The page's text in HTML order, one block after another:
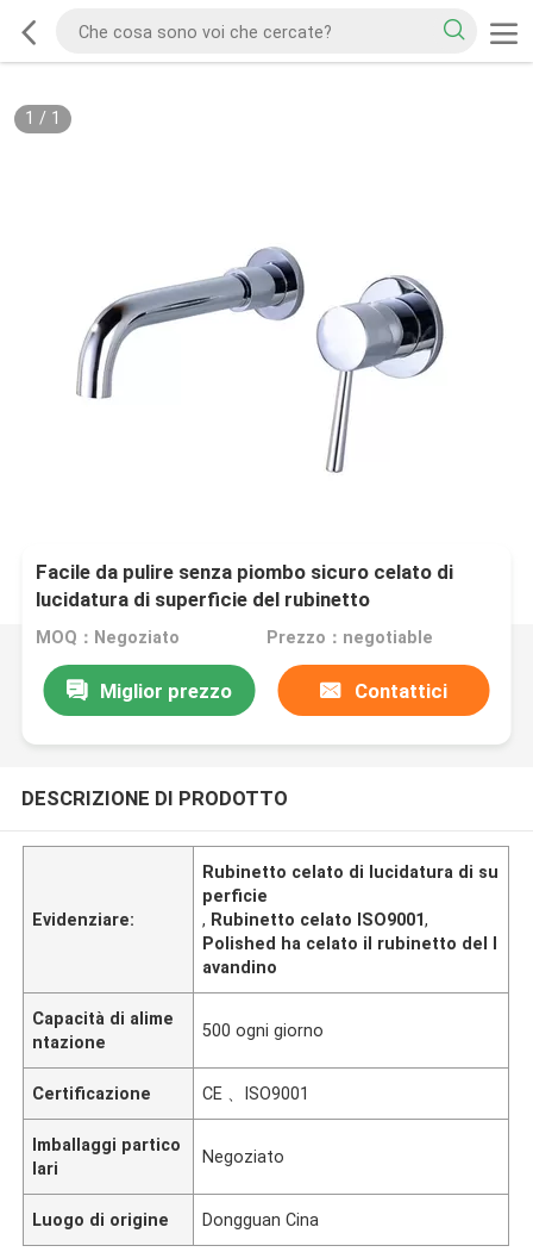
1 / 1
Facile da pulire senza piombo sicuro celato di
lucidatura di superficie del rubinetto
MOQ：Negoziato Prezzo：negotiable
Miglior prezzo Contattici
DESCRIZIONE DI PRODOTTO
Evidenziare:
Rubinetto celato di lucidatura di su
perficie
, Rubinetto celato ISO9001,
Polished ha celato il rubinetto del l
avandino
Capacità di alime
ntazione
500 ogni giorno
Certificazione CE 、ISO9001
Imballaggi partico
lari
Negoziato
Luogo di origine Dongguan Cina